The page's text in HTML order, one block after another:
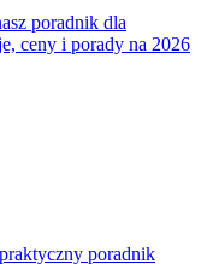
poradnik dla
ceny i porady na 2026
poradnik